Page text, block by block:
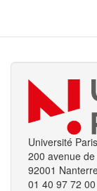
Université
200 avenue
92001
01 40 97 72 00